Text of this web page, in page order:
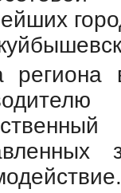
региона